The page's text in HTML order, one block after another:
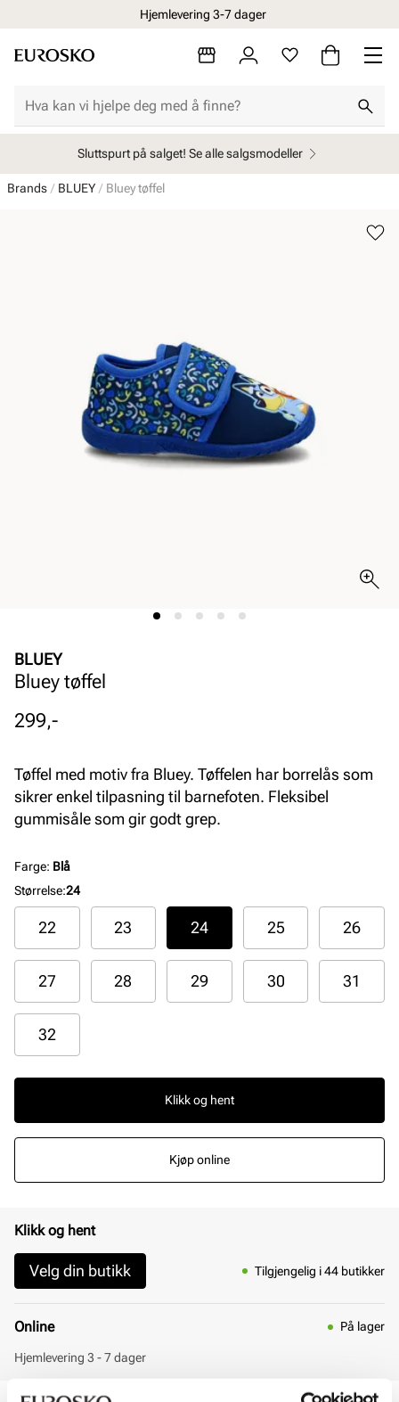
Hjemlevering 3-7 dager
Sluttspurt på salget! Se alle salgsmodeller
Brands BLUEY Bluey tøffel
BLUEY
Bluey tøffel
Pris
299,-
Tøffel med motiv fra Bluey. Tøffelen har borrelås som
sikrer enkel tilpasning til barnefoten. Fleksibel
gummisåle som gir godt grep.
Farge: Blå
Størrelse:24
22 23 24 25 26
27 28 29 30 31
32
Klikk og hent
Kjøp online
Klikk og hent
Velg din butikk Tilgjengelig i 44 butikker
Online På lager
Hjemlevering 3 - 7 dager